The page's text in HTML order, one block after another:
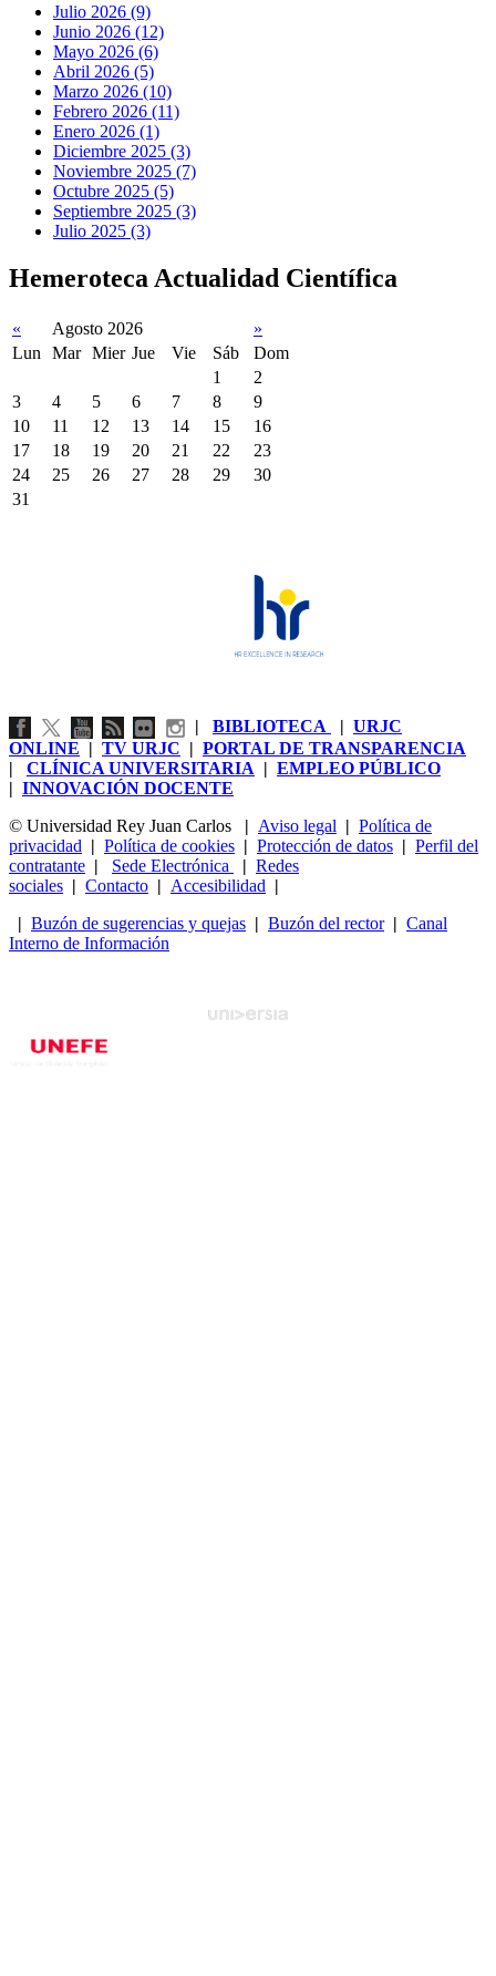
Julio 2026 (9)
Junio 2026 (12)
Mayo 2026 (6)
Abril 2026 (5)
Marzo 2026 (10)
Febrero 2026 (11)
Enero 2026 (1)
Diciembre 2025 (3)
Noviembre 2025 (7)
Octubre 2025 (5)
Septiembre 2025 (3)
Julio 2025 (3)
Hemeroteca Actualidad Científica
« Agosto 2026
»
Lun
Mar Mier Jue Vie Sáb
Dom
1
2
3
4 5 6 7 8
9
10
11 12 13 14 15
16
17
18 19 20 21 22
23
24
25 26 27 28 29
30
31
| BIBLIOTECA | URJC
ONLINE | TV URJC | PORTAL DE TRANSPARENCIA
| CLÍNICA UNIVERSITARIA | EMPLEO PÚBLICO
| INNOVACIÓN DOCENTE
© Universidad Rey Juan Carlos
| Aviso legal | Política de
privacidad | Política de cookies | Protección de datos | Perfil del
contratante | Sede Electrónica | Redes
sociales | Contacto | Accesibilidad |
| Buzón de sugerencias y quejas | Buzón del rector| Canal
Interno de Información